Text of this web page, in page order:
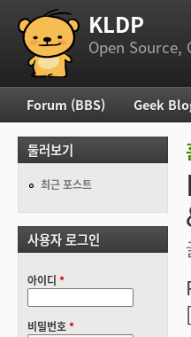
부 메뉴 KLDP
Open Source,
주 메뉴
Forum (BBS) Geek
둘러보기
최근 포스트
사용자 로그인
아이디 *
비밀번호*